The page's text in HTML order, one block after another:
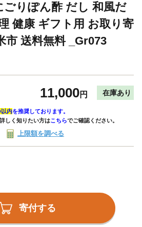
ごりぽん酢 だし 和風だ
健康 ギフト用 お取り寄
市 送料無料 _Gr073
11,000円 在庫あり
以内を推奨しております。
しく知りたい方はこちらでご確認ください。
上限額を調べる
寄付する